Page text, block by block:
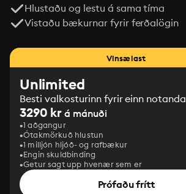
Hlustaðu og lestu á sama tíma
Vistaðu bækurnar fyrir ferðalögin
Vinsælast
Unlimited
Besti valkosturinn fyrir einn notanda
3290 kr á mánuði
1 aðgangur
Ótakmörkuð hlustun
1 milljón hljóð- og rafbækur
Engin skuldbinding
Getur sagt upp hvenær sem er
Prófaðu frítt